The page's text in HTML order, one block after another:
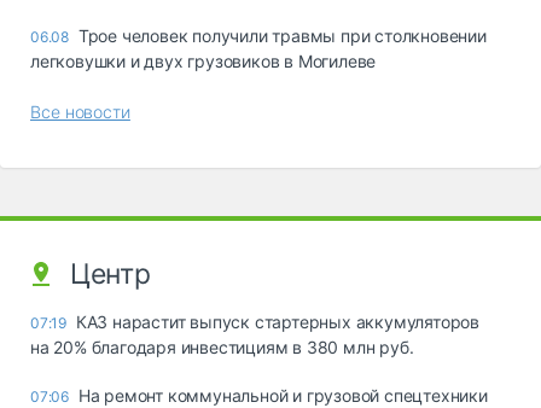
06.08 Трое человек получили травмы при столкновении
легковушки и двух грузовиков в Могилеве
Все новости
Центр
07:19 КАЗ нарастит выпуск стартерных аккумуляторов
на 20% благодаря инвестициям в 380 млн руб.
07:06 На ремонт коммунальной и грузовой спецтехники